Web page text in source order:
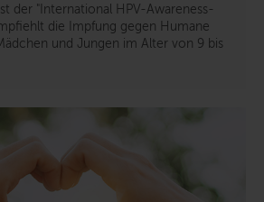
der "International HPV-Awareness-
die Impfung gegen Humane
und Jungen im Alter von 9 bis